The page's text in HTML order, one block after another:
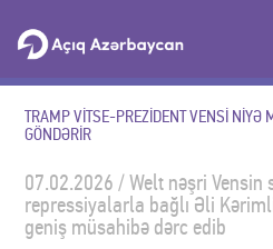
TRAMP VİTSE-PREZİDENT VENSİ NİYƏ
GÖNDƏRİR
07.02.2026 / Welt nəşri Vensin
repressiyalarla bağlı Əli
geniş müsahibə dərc edib